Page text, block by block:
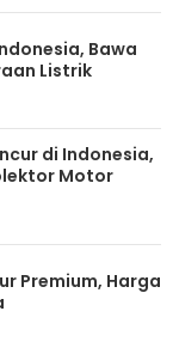
Bawa
Listrik
di Indonesia,
Motor
Premium, Harga